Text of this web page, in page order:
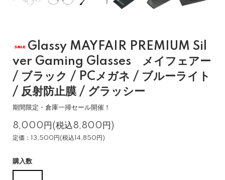
Glassy MAYFAIR PREMIUM Sil
ver Gaming Glasses メイフェアー
/ ブラック / PCメガネ / ブルーライト
/ 反射防止膜 / グラッシー
期間限定・倉庫一掃セール開催！
8,000円(税込8,800円)
定価：13,500円(税込14,850円)
購入数